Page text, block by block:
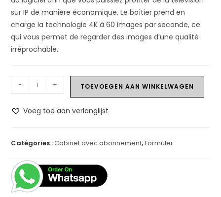
sur IP de manière économique. Le boîtier prend en
charge la technologie 4K à 60 images par seconde, ce
qui vous permet de regarder des images d’une qualité
irréprochable.
quantité
de
Formuler
+
an
d'IPTV
- + TOEVOEGEN AAN WINKELWAGEN
Voeg toe aan verlanglijst
Catégories :Cabinet avec abonnement,Formuler